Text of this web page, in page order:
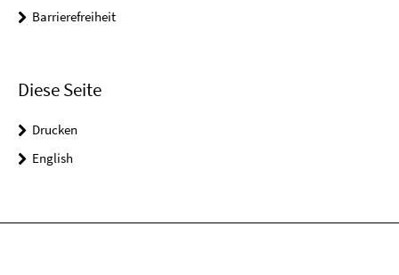
Barrierefreiheit
Diese Seite
Drucken
English